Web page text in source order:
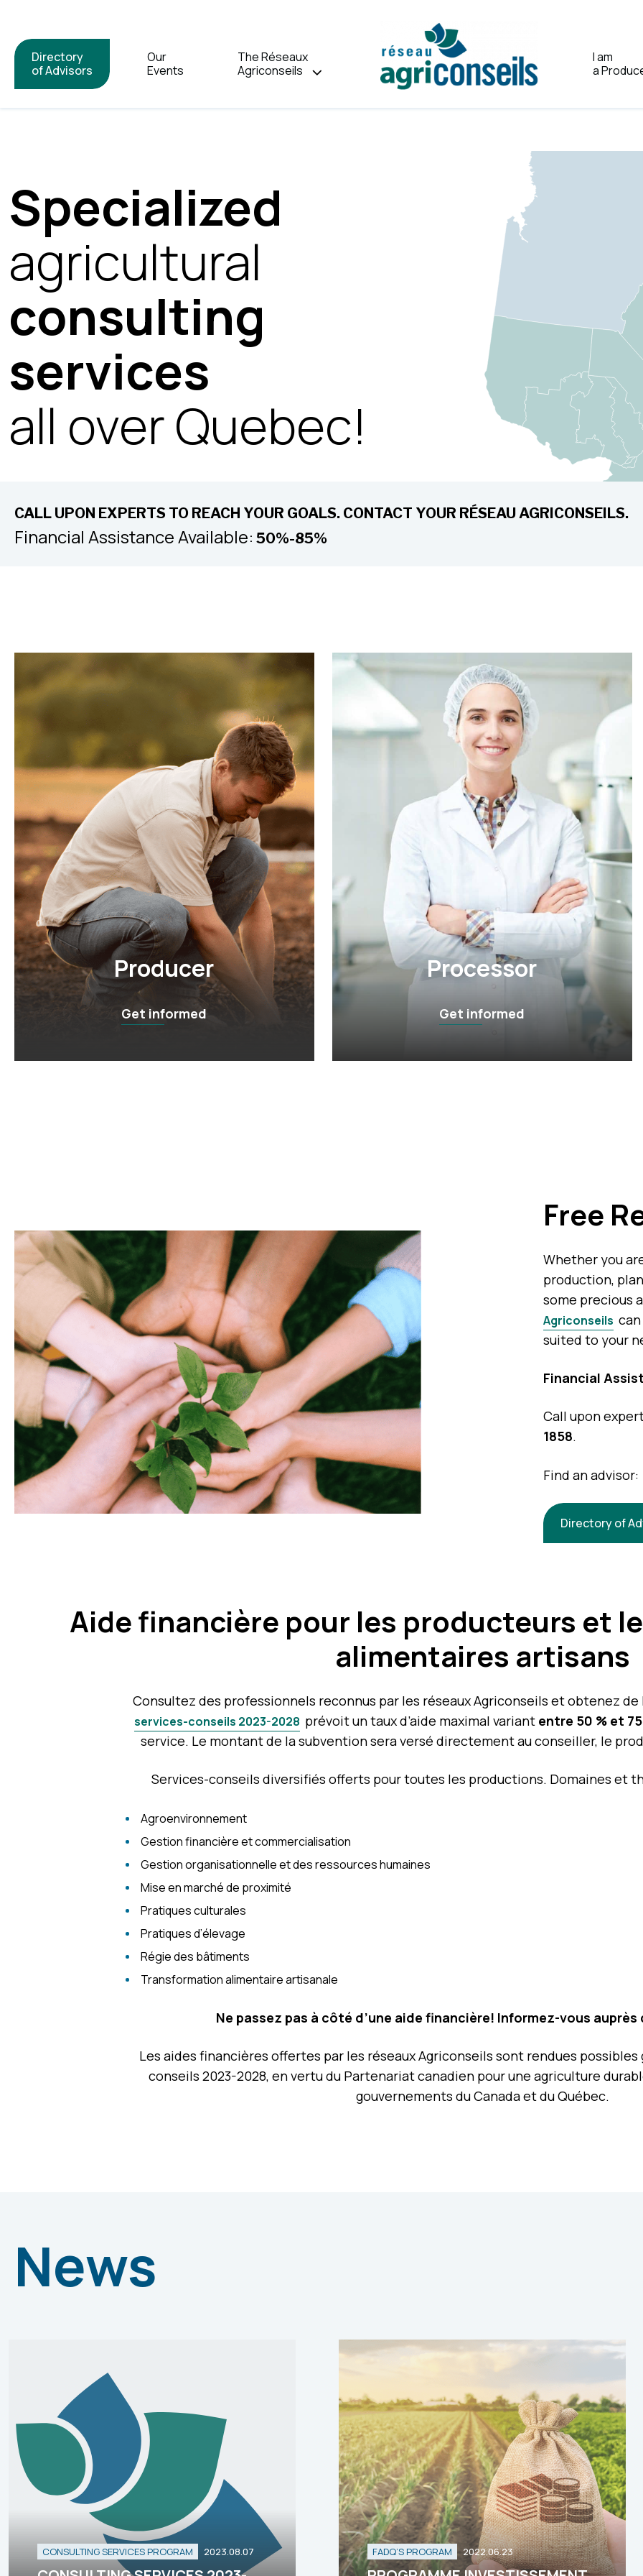
Directory
of Advisors
Our
Events
The Réseaux
Agriconseils
I am
a
Specialized
agricultural
consulting
services
all over Quebec!
CALL UPON EXPERTS TO REACH YOUR GOALS. CONTACT YOUR RÉSEAU AGRICONSEILS.
Financial Assistance Available: 50%-85%
Producer
Get informed
Processor
Get informed
Free
Whether you
production,
some precious
Agriconseils
suited to your
Financial
Call upon
1858.
Find an advisor:
Directory of
Aide financière pour les producteurs et
alimentaires artisans
Consultez des professionnels reconnus par les réseaux Agriconseils et obtenez de
services-conseils 2023-2028 prévoit un taux d’aide maximal variant entre 50 % et
service. Le montant de la subvention sera versé directement au conseiller, le
Services-conseils diversifiés offerts pour toutes les productions. Domaines et
Agroenvironnement
Gestion financière et commercialisation
Gestion organisationnelle et des ressources humaines
Mise en marché de proximité
Pratiques culturales
Pratiques d’élevage
Régie des bâtiments
Transformation alimentaire artisanale
Ne passez pas à côté d’une aide financière! Informez-vous auprès
Les aides financières offertes par les réseaux Agriconseils sont rendues possibles
conseils 2023-2028, en vertu du Partenariat canadien pour une agriculture
gouvernements du Canada et du Québec.
News
CONSULTING SERVICES PROGRAM 2023.08.07 FADQ’S PROGRAM 2022.06.23